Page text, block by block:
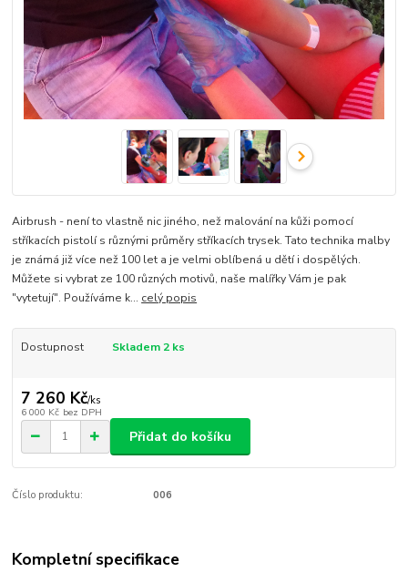
Airbrush - není to vlastně nic jiného, než malování na kůži pomocí
stříkacích pistolí s různými průměry stříkacích trysek. Tato technika malby
je známá již více než 100 let a je velmi oblíbená u dětí i dospělých.
Můžete si vybrat ze 100 různých motivů, naše malířky Vám je pak
"vytetují". Používáme k... celý popis
Dostupnost Skladem 2 ks
7 260 Kč/ks
6 000 Kč bez DPH
Přidat do košíku
Číslo produktu: 006
Kompletní specifikace